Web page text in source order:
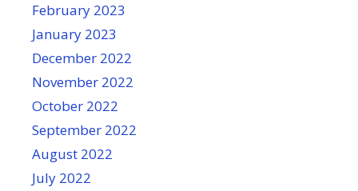
February 2023
January 2023
December 2022
November 2022
October 2022
September 2022
August 2022
July 2022